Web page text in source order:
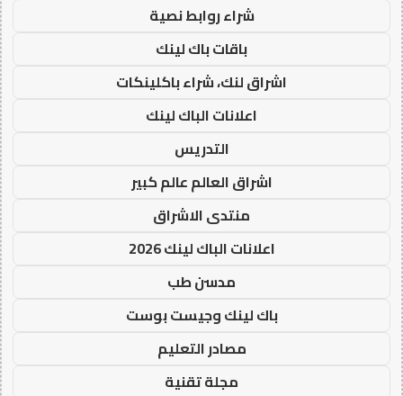
شراء روابط نصية
باقات باك لينك
اشراق لنك، شراء باكلينكات
اعلانات الباك لينك
التدريس
اشراق العالم عالم كبير
منتدى الاشراق
اعلانات الباك لينك 2026
مدسن طب
باك لينك وجيست بوست
مصادر التعليم
مجلة تقنية